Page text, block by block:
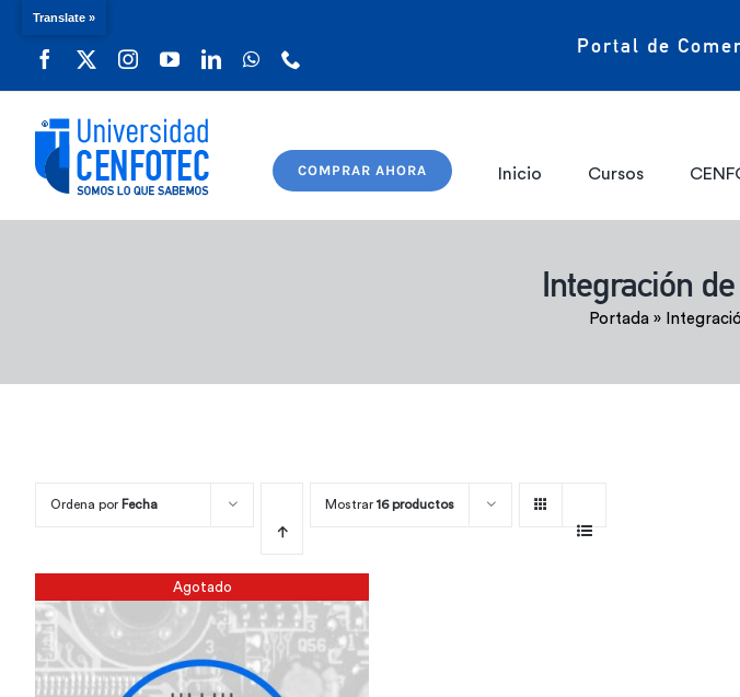
Portal de
COMPRAR AHORA Inicio Cursos
Integración
Portada »
Ordena por Fecha Mostrar 16 productos
Agotado
Translate »